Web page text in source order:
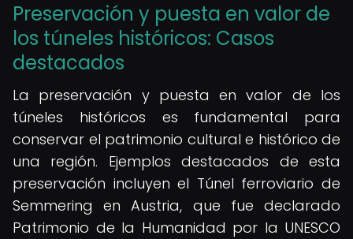
Preservación y puesta en valor de
los túneles históricos: Casos
destacados
La preservación y puesta en valor de los
túneles históricos es fundamental para
conservar el patrimonio cultural e histórico de
una región. Ejemplos destacados de esta
preservación incluyen el Túnel ferroviario de
Semmering en Austria, que fue declarado
Patrimonio de la Humanidad por la UNESCO